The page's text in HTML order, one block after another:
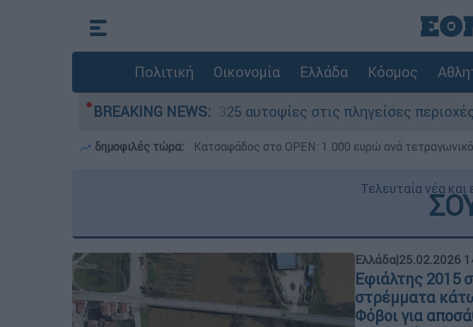
Πολιτική Οικονομία Ελλάδα Κόσμος
BREAKING NEWS:
Ολοκληρώθηκαν 325 αυτοψίες στις πληγείσες περιοχές Η
δημοφιλές τώρα: Κατσαφάδος στο OPEN: 1.000 ευρώ ανά τετραγωνικό
Τελευταία νέα και
Ελλάδα|25.02.2026
Εφιάλτης 2015
στρέμματα
Φόβοι για